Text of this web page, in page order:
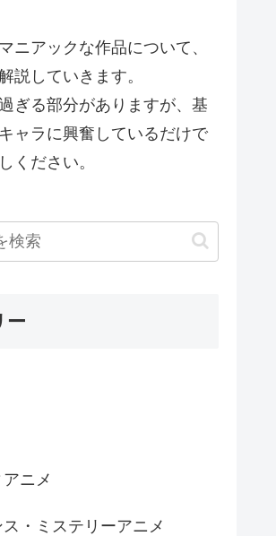
ニアックな作品について、
説していきます。
ぎる部分がありますが、基
ャラに興奮しているだけで
ください。
ー
ニメ
・ミステリーアニメ